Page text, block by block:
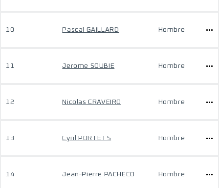
10 Pascal GAILLARD Hombre
11 Jerome SOUBIE Hombre
12 Nicolas CRAVEIRO Hombre
13 Cyril PORTETS Hombre
14 Jean-Pierre PACHECO Hombre